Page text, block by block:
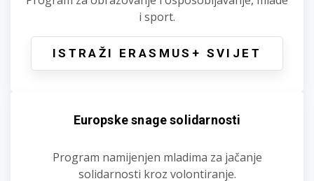
i sport.
ISTRAŽI ERASMUS+ SVIJET
Europske snage solidarnosti
Program namijenjen mladima za jačanje
solidarnosti kroz volontiranje.